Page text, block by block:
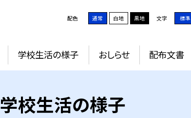
配色 通常 白地 黒地 文字 標準
学校生活の様子 おしらせ 配布文書
学校生活の様子